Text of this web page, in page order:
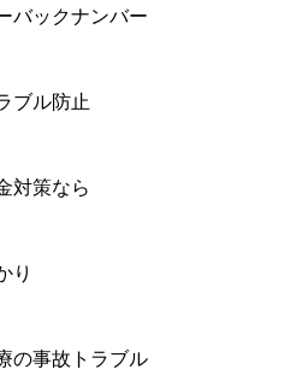
バックナンバー
ブル防止
対策なら
り
の事故トラブル